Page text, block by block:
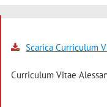
Scarica Curriculum
Curriculum Vitae